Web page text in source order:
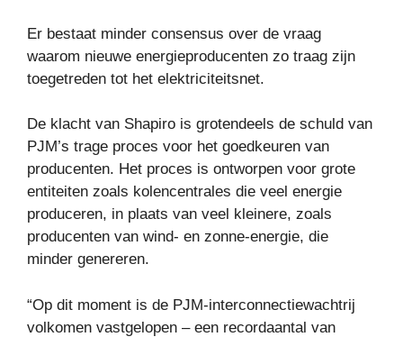
Er bestaat minder consensus over de vraag
waarom nieuwe energieproducenten zo traag zijn
toegetreden tot het elektriciteitsnet.
De klacht van Shapiro is grotendeels de schuld van
PJM’s trage proces voor het goedkeuren van
producenten. Het proces is ontworpen voor grote
entiteiten zoals kolencentrales die veel energie
produceren, in plaats van veel kleinere, zoals
producenten van wind- en zonne-energie, die
minder genereren.
“Op dit moment is de PJM-interconnectiewachtrij
volkomen vastgelopen – een recordaantal van